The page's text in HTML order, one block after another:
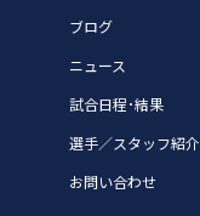
ブログ
ニュース
試合日程･結果
選手／スタッフ紹介
お問い合わせ